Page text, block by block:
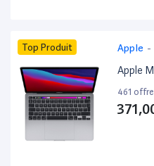
Top Produit Apple -
Apple
461